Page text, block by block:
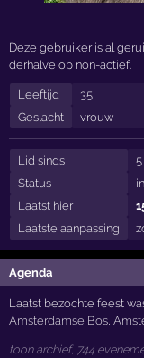
Deze gebruiker is al
derhalve op non-actief.
Leeftijd
35
Geslacht
vrouw
Lid sinds
Status
Laatst hier
Laatste aanpassing
Agenda
Laatst bezochte feest
Amsterdamse Bos,
toon archief, 744